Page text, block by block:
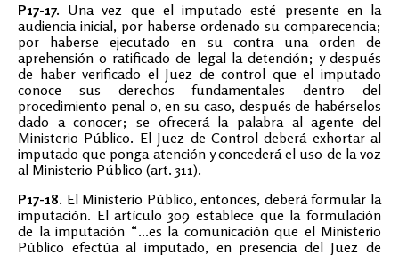
P17-17. Una vez que el imputado esté presente en la
audiencia inicial, por haberse ordenado su comparecencia;
por haberse ejecutado en su contra una orden de
aprehensión o ratificado de legal la detención; y después
de haber verificado el Juez de control que el imputado
conoce sus derechos fundamentales dentro del
procedimiento penal o, en su caso, después de habérselos
dado a conocer; se ofrecerá la palabra al agente del
Ministerio Público. El Juez de Control deberá exhortar al
imputado que ponga atención y concederá el uso de la voz
al Ministerio Público (art. 311).
P17-18. El Ministerio Público, entonces, deberá formular la
imputación. El artículo 309 establece que la formulación
de la imputación “...es la comunicación que el Ministerio
Público efectúa al imputado, en presencia del Juez de